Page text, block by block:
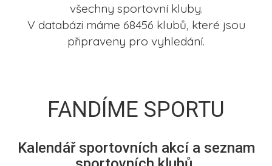
všechny sportovní kluby.
V databázi máme 68456 klubů, které jsou
připraveny pro vyhledání.
FANDÍME SPORTU
Kalendář sportovních akcí a seznam